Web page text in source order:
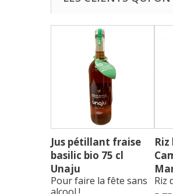
Jus pétillant fraise
basilic bio 75 cl
Unaju
Pour faire la fête sans
Riz